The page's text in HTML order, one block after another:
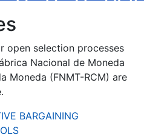
open selection processes
Nacional de Moneda
Moneda (FNMT-RCM) are
BARGAINING